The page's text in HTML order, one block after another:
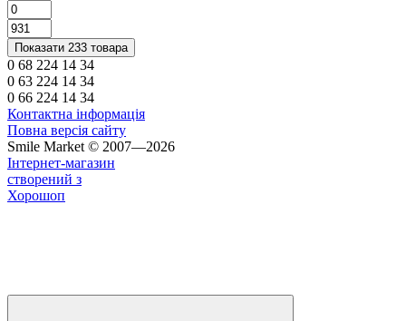
Показати 233 товара
0 68 224 14 34
0 63 224 14 34
0 66 224 14 34
Контактна інформація
Повна версія сайту
Smile Market © 2007—2026
Інтернет-магазин
створений з
Хорошоп